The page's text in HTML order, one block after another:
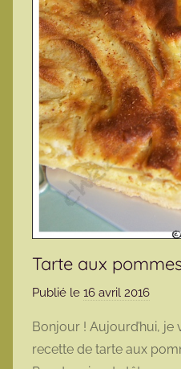
Tarte aux
Publié le 16 avril 2016
r
m
Bonjour ! Aujourd’hui,
recette de tarte aux